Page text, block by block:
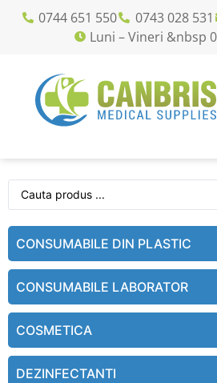
0744 651 550 0743 028 531
Luni – Vineri &nbsp
CONSUMABILE DIN PLASTIC
CONSUMABILE LABORATOR
COSMETICA
DEZINFECTANTI